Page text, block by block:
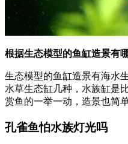
根据生态模型的鱼缸造景有
生态模型的鱼缸造景有海水
水草生态缸几种，水族缸是
赏鱼的一举一动，造景也简单
孔雀鱼怕水族灯光吗